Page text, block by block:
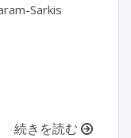
Sarkis
続きを読む